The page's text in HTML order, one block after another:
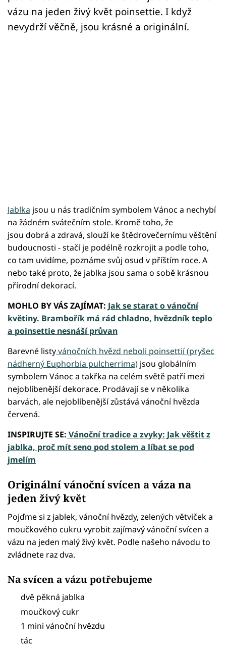
vázu na jeden živý květ poinsettie. I když
nevydrží věčně, jsou krásné a originální.
Jablka jsou u nás tradičním symbolem Vánoc a nechybí
na žádném svátečním stole. Kromě toho, že
jsou dobrá a zdravá, slouží ke štědrovečernímu věštění
budoucnosti - stačí je podélně rozkrojit a podle toho,
co tam uvidíme, poznáme svůj osud v příštím roce. A
nebo také proto, že jablka jsou sama o sobě krásnou
přírodní dekorací.
MOHLO BY VÁS ZAJÍMAT: Jak se starat o vánoční
květiny. Brambořík má rád chladno, hvězdník teplo
a poinsettie nesnáší průvan
Barevné listyvánočních hvězd neboli poinsettií (pryšec
nádherný Euphorbia pulcherrima) jsou globálním
symbolem Vánoc a takřka na celém světě patří mezi
nejoblíbenější dekorace. Prodávají se v několika
barvách, ale nejoblíbenější zůstává vánoční hvězda
červená.
INSPIRUJTE SE: Vánoční tradice a zvyky: Jak věštit z
jablka, proč mít seno pod stolem a líbat se pod
jmelím
Originální vánoční svícen a váza na
jeden živý květ
Pojďme si z jablek, vánoční hvězdy, zelených větviček a
moučkového cukru vyrobit zajímavý vánoční svícen a
vázu na jeden malý živý květ. Podle našeho návodu to
zvládnete raz dva.
Na svícen a vázu potřebujeme
dvě pěkná jablka
moučkový cukr
1 mini vánoční hvězdu
tác